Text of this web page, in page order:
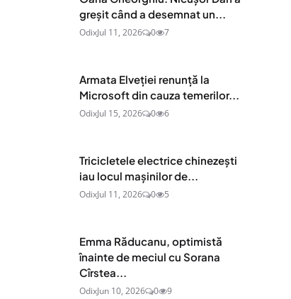
greșit când a desemnat un...
OdixJul 11, 2026 0 7
Armata Elveției renunță la
Microsoft din cauza temerilor...
OdixJul 15, 2026 0 6
Tricicletele electrice chinezești
iau locul mașinilor de...
OdixJul 11, 2026 0 5
Emma Răducanu, optimistă
înainte de meciul cu Sorana
Cîrstea...
OdixJun 10, 2026 0 9